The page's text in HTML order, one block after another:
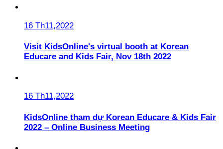
16 Th11,2022
Visit KidsOnline's virtual booth at Korean
Educare and Kids Fair, Nov 18th 2022
16 Th11,2022
KidsOnline tham dự Korean Educare & Kids Fair
2022 – Online Business Meeting